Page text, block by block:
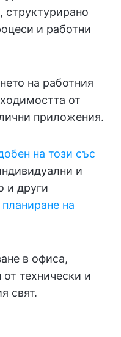
структурирано
и работни
на работния
от
приложения.
на този със
и
и други
планиране на
в офиса,
технически и
свят.